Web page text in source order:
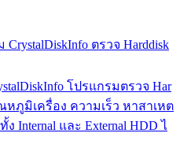
CrystalDiskInfo ตรวจ Harddisk
โปรแกรมตรวจ Har
ภูมิเครื่อง ความเร็ว หาสาเหต
Internal และ External HDD ไ